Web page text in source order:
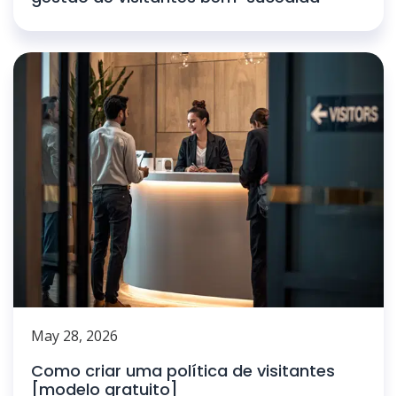
May 28, 2026
Como criar uma política de visitantes
[modelo gratuito]